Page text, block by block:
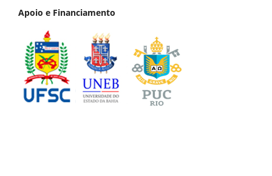
Apoio e Financiamento